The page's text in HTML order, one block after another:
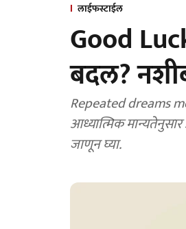
लाईफस्टाईल
Good
बदल?
Repeated dreams
आध्यात्मिक
जाणून घ्या.